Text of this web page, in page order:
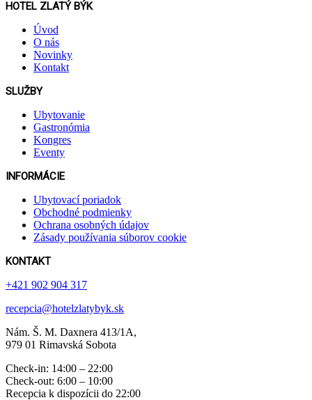
HOTEL ZLATÝ BÝK
Úvod
O nás
Novinky
Kontakt
SLUŽBY
Ubytovanie
Gastronómia
Kongres
Eventy
INFORMÁCIE
Ubytovací poriadok
Obchodné podmienky
Ochrana osobných údajov
Zásady používania súborov cookie
KONTAKT
+421 902 904 317
recepcia@hotelzlatybyk.sk
Nám. Š. M. Daxnera 413 /1A,
979 01 Rimavská Sobota
Check-in: 14:00 – 22:00
Check-out: 6:00 – 10:00
Recepcia k dispozícii do 22:00